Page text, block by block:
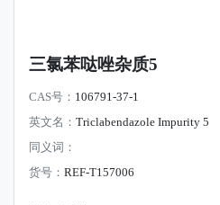
三氯苯哒唑杂质5
CAS号： 106791-37-1
英文名： Triclabendazole Impurity 5
同义词：
货号： REF-T157006